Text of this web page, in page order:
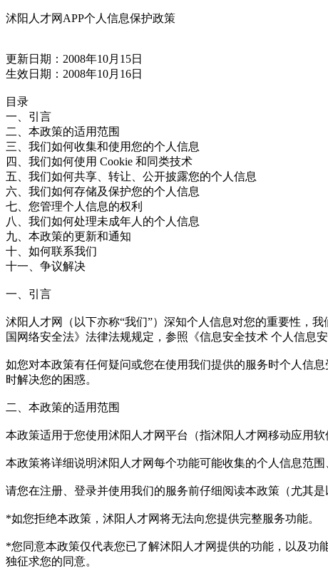
沭阳人才网APP个人信息保护政策
更新日期：2008年10月15日
生效日期：2008年10月16日
目录
一、引言
二、本政策的适用范围
三、我们如何收集和使用您的个人信息
四、我们如何使用 Cookie 和同类技术
五、我们如何共享、转让、公开披露您的个人信息
六、我们如何存储及保护您的个人信息
七、您管理个人信息的权利
八、我们如何处理未成年人的个人信息
九、本政策的更新和通知
十、如何联系我们
十一、争议解决
一、引言
沭阳人才网（以下亦称“我们”）深知个人信息对您的重要性，
国网络安全法》法律法规规定，参照《信息安全技术 个人信息
如您对本政策有任何疑问或您在使用我们提供的服务时个人信息
时解决您的困惑。
二、本政策的适用范围
本政策适用于您使用沭阳人才网平台（指沭阳人才网移动应用
本政策将详细说明沭阳人才网每个功能可能收集的个人信息范
请您在注册、登录并使用我们的服务前仔细阅读本政策（尤其
*如您拒绝本政策，沭阳人才网将无法向您提供完整服务功能。
*您同意本政策仅代表您已了解沭阳人才网提供的功能，以及
独征求您的同意。